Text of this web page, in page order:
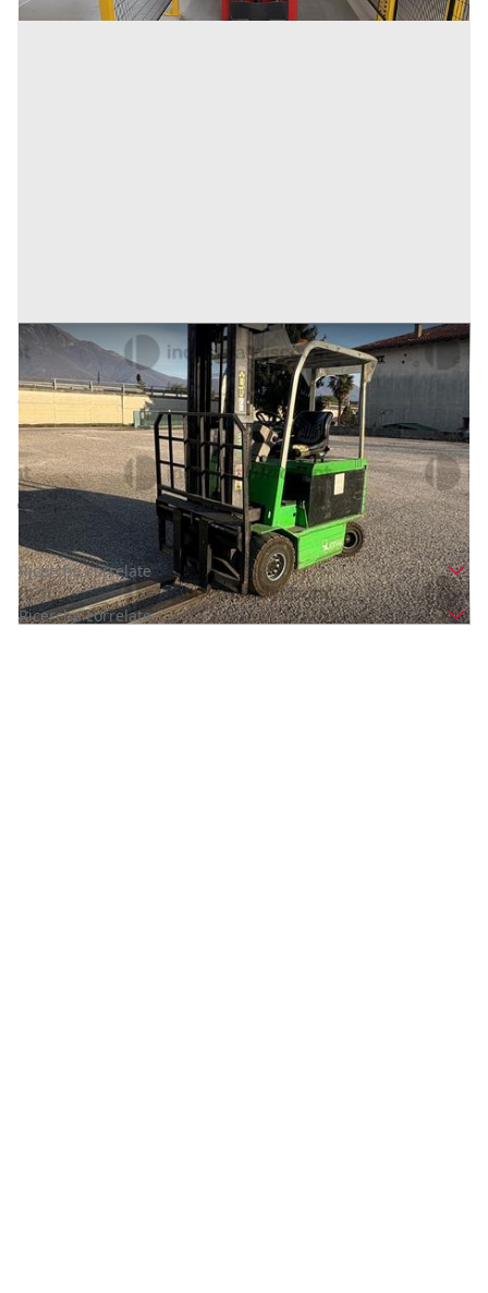
1#9042 Carrello elevatore e Transpallet
Inserito il: 19/03/2025
Gemona del Friuli (Udine)
Annuncio scaduto
Prezzo
3.000 €
Codice annuncio:1538353754
Ricerche correlate
Ricerche correlate